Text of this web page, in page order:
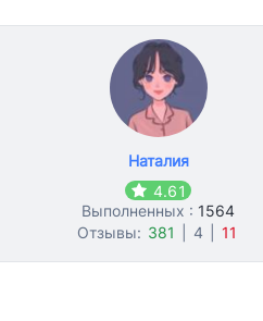
Наталия
4.61
Выполненных : 1564
Отзывы: 381 4 11